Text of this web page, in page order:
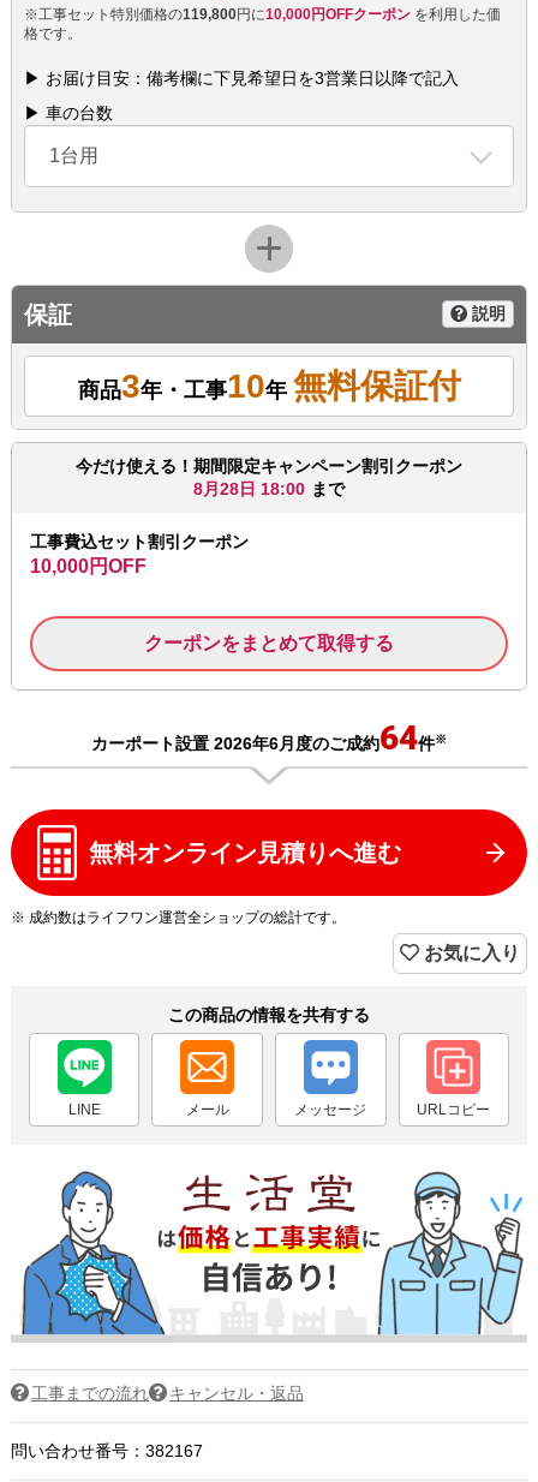
※工事セット特別価格の119,800円に10,000円OFFクーポンを利用した価
格です。
▶ お届け目安：備考欄に下見希望日を3営業日以降で記入
▶ 車の台数
1台用
保証 説明
商品3年・工事10年 無料保証付
今だけ使える！期間限定キャンペーン割引クーポン
8月28日 18:00 まで
工事費込セット割引クーポン
10,000円OFF
クーポンをまとめて取得する
カーポート設置 2026年6月度のご成約64件※
無料オンライン見積りへ進む
※ 成約数はライフワン運営全ショップの総計です。
お気に入り
この商品の情報を共有する
LINE メール メッセージ URLコピー
工事までの流れ キャンセル・返品
問い合わせ番号：382167